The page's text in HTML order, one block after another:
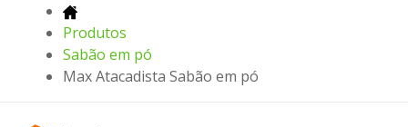
Produtos
Sabão em pó
Max Atacadista Sabão em pó